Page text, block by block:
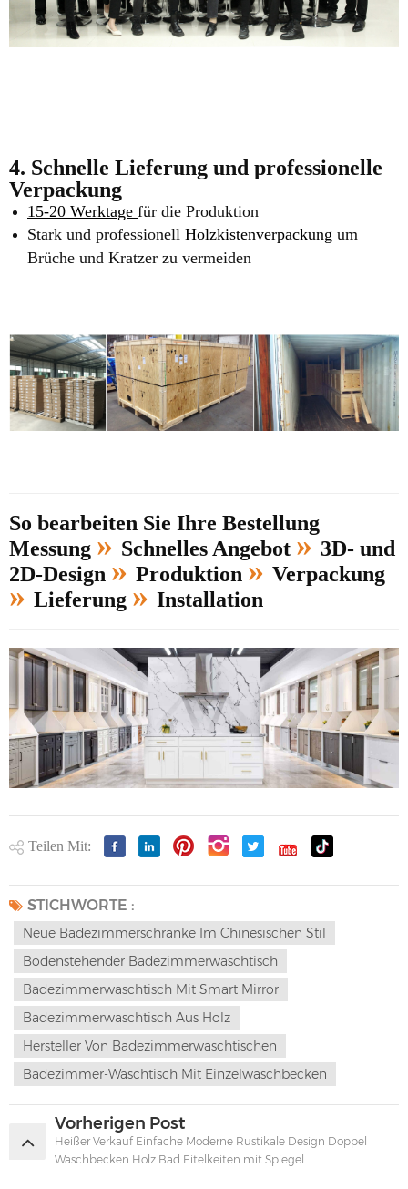
4. Schnelle Lieferung und professionelle
Verpackung
15-20 Werktage für die Produktion
Stark und professionell Holzkistenverpackung um
Brüche und Kratzer zu vermeiden
So bearbeiten Sie Ihre Bestellung
Messung » Schnelles Angebot »3D- und
2D-Design » Produktion » Verpackung
» Lieferung » Installation
Teilen Mit:
STICHWORTE :
Neue Badezimmerschränke Im Chinesischen Stil
Bodenstehender Badezimmerwaschtisch
Badezimmerwaschtisch Mit Smart Mirror
Badezimmerwaschtisch Aus Holz
Hersteller Von Badezimmerwaschtischen
Badezimmer-Waschtisch Mit Einzelwaschbecken
Vorherigen Post
Heißer Verkauf Einfache Moderne Rustikale Design Doppel
Waschbecken Holz Bad Eitelkeiten mit Spiegel